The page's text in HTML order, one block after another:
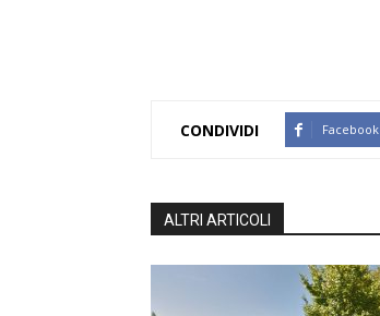
CONDIVIDI Facebook
ALTRI ARTICOLI